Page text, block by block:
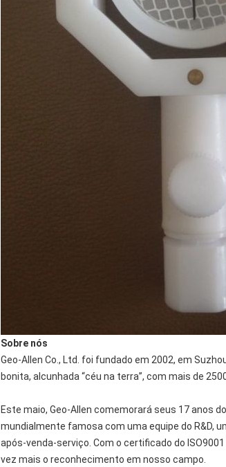
Sobre nós
Geo-Allen Co., Ltd. foi fundado em 2002, em
bonita, alcunhada “céu na terra”, com mais de
Este maio, Geo-Allen comemorará seus 17 anos
mundialmente famosa com uma equipe do R&D,
após-venda-serviço. Com o certificado do
vez mais o reconhecimento em nosso campo.